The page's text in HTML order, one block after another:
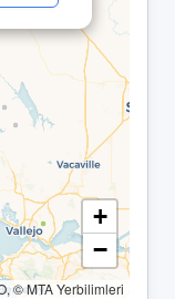
+
−
© MTA Yerbilimleri